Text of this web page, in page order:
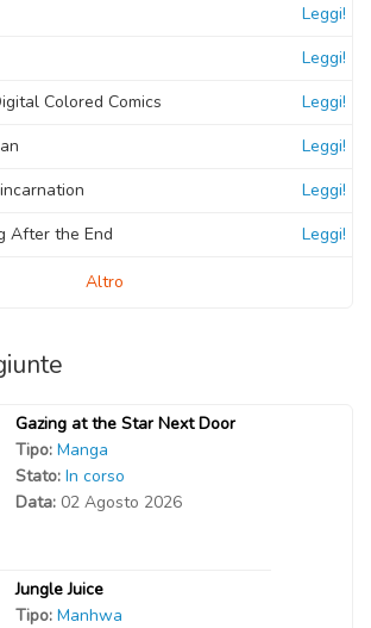
Leggi!
Leggi!
Colored Comics Leggi!
Leggi!
Leggi!
After the End Leggi!
Altro
Gazing at the Star Next Door
Tipo: Manga
Stato: In corso
Data: 02 Agosto 2026
Jungle Juice
Tipo: Manhwa